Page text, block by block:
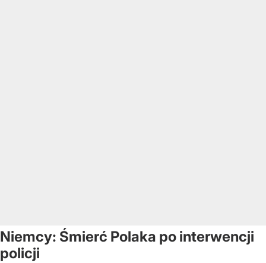
Niemcy: Śmierć Polaka po interwencji
policji